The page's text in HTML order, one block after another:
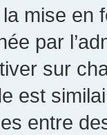
mise en
par
sur
est
entre